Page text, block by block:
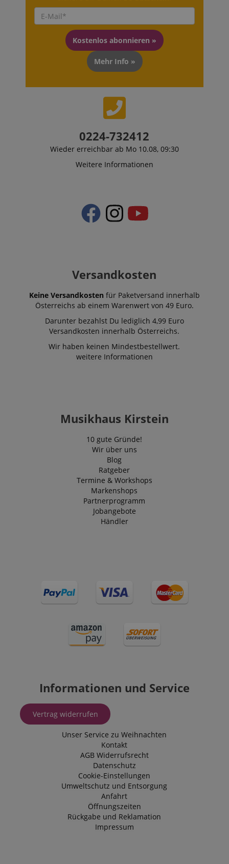
Kostenlos abonnieren »
Mehr Info »
0224-732412
Wieder erreichbar ab Mo 10.08, 09:30
Weitere Informationen
Versandkosten
Keine Versandkosten für Paketversand innerhalb
Österreichs ab einem Warenwert von 49 Euro.
Darunter bezahlst Du lediglich 4,99 Euro
Versandkosten innerhalb Österreichs.
Wir haben keinen Mindestbestellwert.
weitere Informationen
Musikhaus Kirstein
10 gute Gründe!
Wir über uns
Blog
Ratgeber
Termine & Workshops
Markenshops
Partnerprogramm
Jobangebote
Händler
Informationen und Service
Vertrag widerrufen
Unser Service zu Weihnachten
Kontakt
AGB Widerrufsrecht
Datenschutz
Cookie-Einstellungen
Umweltschutz und Entsorgung
Anfahrt
Öffnungszeiten
Rückgabe und Reklamation
Impressum